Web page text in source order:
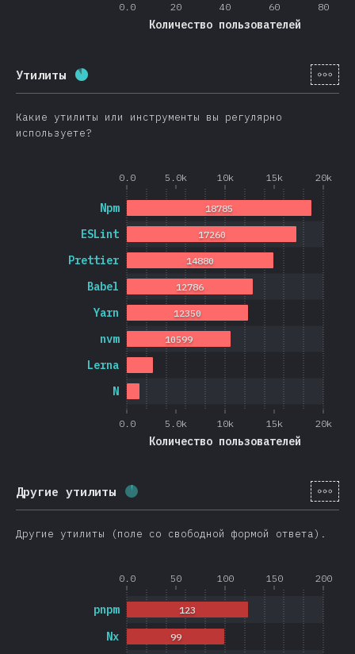
0.0 20 40 60 80
Количество пользователей
Утилиты Процент заполнения: [ru-
Какие утилиты или инструменты вы регулярно
используете?
0.0 5.0k 10k 15k 20k
0.0 5.0k 10k 15k 20k
Количество пользователей
N
Lerna
nvm
Yarn
Babel
Prettier
ESLint
Npm
10599
12350
12786
14880
17260
18785
Другие утилиты Процент заполнения: 626)
[ru-
Другие утилиты (поле со свободной формой ответа).
0.0 50 100 150 200
Nx
pnpm
99
123